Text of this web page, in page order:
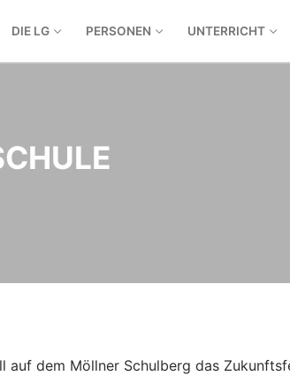
DIE LG PERSONEN UNTERRICHT
auf dem Möllner Schulberg das